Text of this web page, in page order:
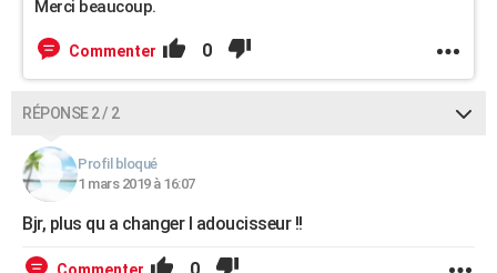
Merci beaucoup.
Commenter 0
RÉPONSE 2 / 2
Profil bloqué
1 mars 2019 à 16:07
Bjr, plus qu a changer l adoucisseur !!